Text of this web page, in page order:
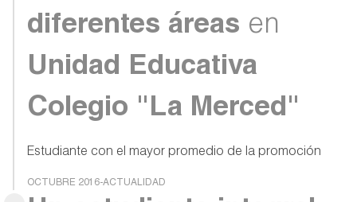
diferentes áreas en
Unidad Educativa
Colegio "La Merced"
Estudiante con el mayor promedio de la promoción
OCTUBRE 2016-ACTUALIDAD